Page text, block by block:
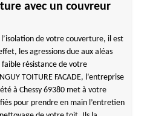
avec un couvreur
de votre couverture, il est
les agressions due aux aléas
résistance de votre
TOITURE FACADE, l’entreprise
à Chessy 69380 met à votre
pour prendre en main l’entretien